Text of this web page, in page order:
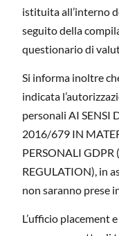
istituita all’interno
seguito della
questionario di
Si informa inoltre
indicata
personali AI SENSI
2016/679 IN
PERSONALI GDPR
REGULATION), in
non saranno prese
L’ufficio placement